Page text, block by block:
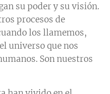
su poder y su visión.
procesos de
los llamemos,
universo que nos
Son nuestros